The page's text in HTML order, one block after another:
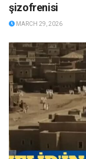
şizofrenisi
MARCH 29, 2026